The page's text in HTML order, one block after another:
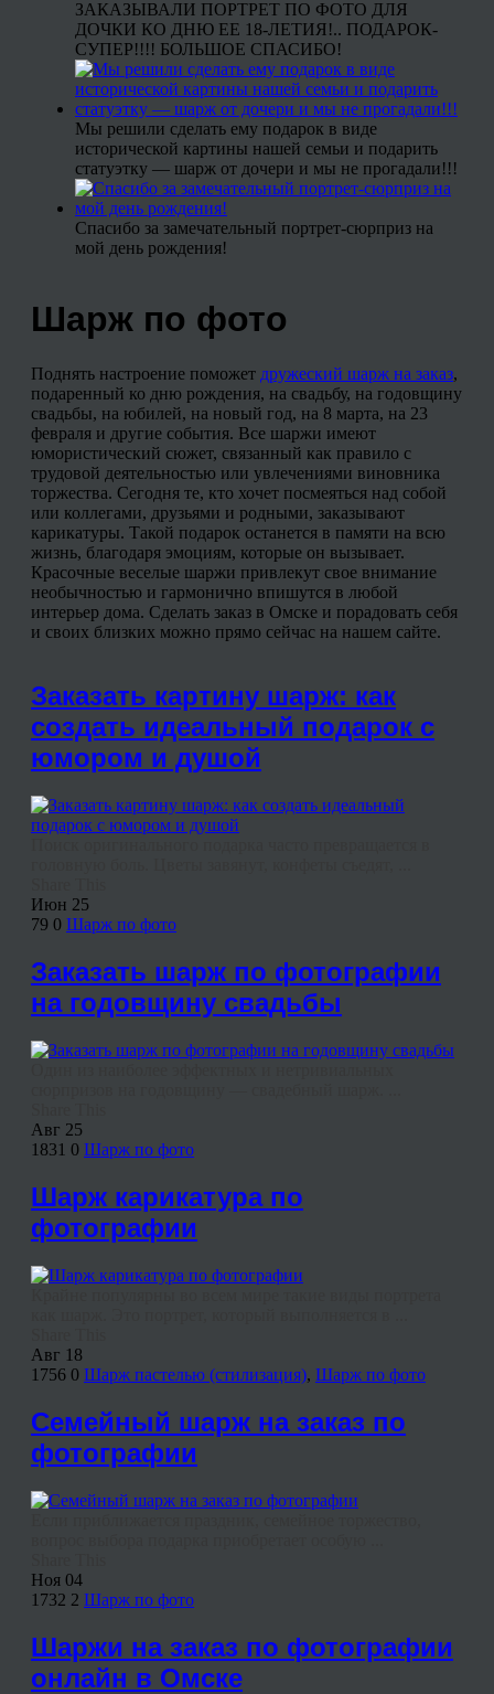
ЗАКАЗЫВАЛИ ПОРТРЕТ ПО ФОТО ДЛЯ
ДОЧКИ КО ДНЮ ЕЕ 18-ЛЕТИЯ!.. ПОДАРОК-
СУПЕР!!!! БОЛЬШОЕ СПАСИБО!
Мы решили сделать ему подарок в виде
исторической картины нашей семьи и подарить
статуэтку — шарж от дочери и мы не прогадали!!!
Спасибо за замечательный портрет-сюрприз на
мой день рождения!
Шарж по фото
Поднять настроение поможет дружеский шарж на заказ,
подаренный ко дню рождения, на свадьбу, на годовщину
свадьбы, на юбилей, на новый год, на 8 марта, на 23
февраля и другие события. Все шаржи имеют
юмористический сюжет, связанный как правило с
трудовой деятельностью или увлечениями виновника
торжества. Сегодня те, кто хочет посмеяться над собой
или коллегами, друзьями и родными, заказывают
карикатуры. Такой подарок останется в памяти на всю
жизнь, благодаря эмоциям, которые он вызывает.
Красочные веселые шаржи привлекут свое внимание
необычностью и гармонично впишутся в любой
интерьер дома. Сделать заказ в Омске и порадовать себя
и своих близких можно прямо сейчас на нашем сайте.
Заказать картину шарж: как
создать идеальный подарок с
юмором и душой
Июн 25
79 0 Шарж по фото
Заказать шарж по фотографии
на годовщину свадьбы
Авг 25
1831 0 Шарж по фото
Шарж карикатура по
фотографии
Авг 18
1756 0 Шарж пастелью (стилизация), Шарж по фото
Семейный шарж на заказ по
фотографии
Ноя 04
1732 2 Шарж по фото
Шаржи на заказ по фотографии
онлайн в Омске